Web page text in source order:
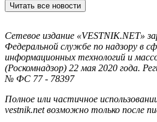
Читать все новости
Сетевое издание «VESTNIK.NET»
Федеральной службе по надзору в
информационных технологий и
(Роскомнадзор) 22 мая 2020 года.
№ ФС 77 - 78397
Полное или частичное
vestnik.net возможно только после